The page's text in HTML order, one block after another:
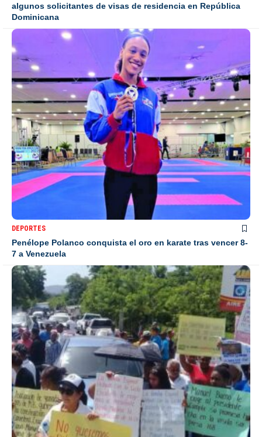
algunos solicitantes de visas de residencia en República
Dominicana
DEPORTES
Penélope Polanco conquista el oro en karate tras vencer 8-
7 a Venezuela